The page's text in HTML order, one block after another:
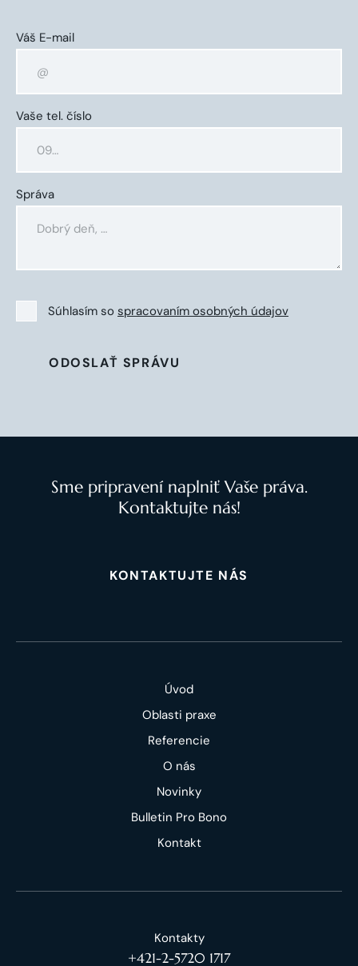
Váš E-mail
Vaše tel. číslo
Správa
Súhlasím so spracovaním osobných údajov
ODOSLAŤ SPRÁVU
Sme pripravení naplniť Vaše práva.
Kontaktujte nás!
KONTAKTUJTE NÁS
Úvod
Oblasti praxe
Referencie
O nás
Novinky
Bulletin Pro Bono
Kontakt
Kontakty
+421-2-5720 1717